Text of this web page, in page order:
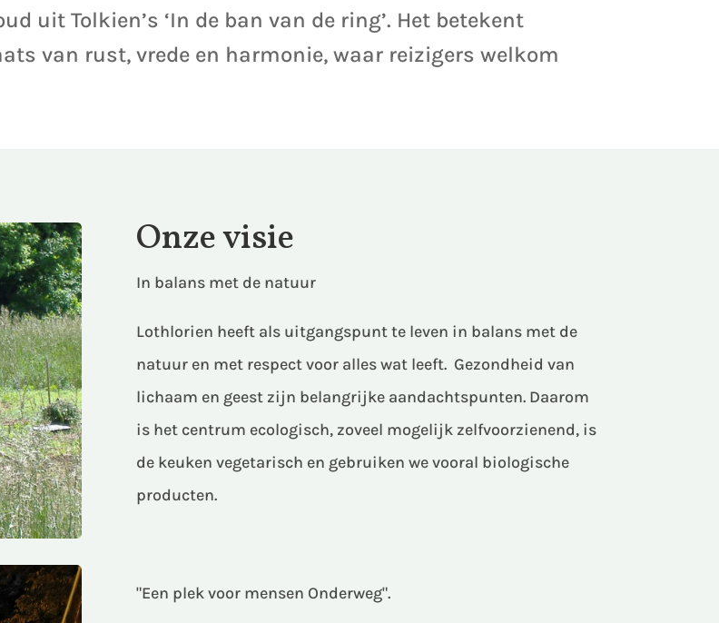
uit Tolkien’s ‘In de ban van de ring’. Het betekent
van rust, vrede en harmonie, waar reizigers welkom
Onze visie
In balans met de natuur
Lothlorien heeft als uitgangspunt te leven in balans met de
natuur en met respect voor alles wat leeft. Gezondheid van
lichaam en geest zijn belangrijke aandachtspunten. Daarom
is het centrum ecologisch, zoveel mogelijk zelfvoorzienend, is
de keuken vegetarisch en gebruiken we vooral biologische
producten.
"Een plek voor mensen Onderweg".